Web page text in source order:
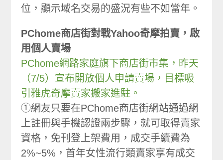
位，顯示域名交易的盛況有些不如當年。
PChome商店街對戰Yahoo奇摩拍賣，啟
用個人賣場
PChome網路家庭旗下商店街市集，昨天
（7/5）宣布開放個人申請賣場，目標吸
引雅虎奇摩賣家搬家進駐。
①網友只要在PChome商店街網站通過網
上註冊與手機認證兩步驟，就可取得賣家
資格，免刊登上架費用，成交手續費為
2%~5%，首年女性流行類賣家享有成交